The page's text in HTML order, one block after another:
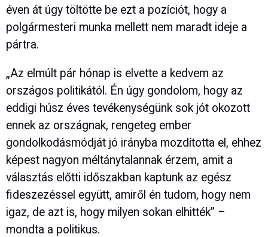
éven át úgy töltötte be ezt a pozíciót, hogy a
polgármesteri munka mellett nem maradt ideje a
pártra.
„Az elmúlt pár hónap is elvette a kedvem az
országos politikától. Én úgy gondolom, hogy az
eddigi húsz éves tevékenységünk sok jót okozott
ennek az országnak, rengeteg ember
gondolkodásmódját jó irányba mozdította el, ehhez
képest nagyon méltánytalannak érzem, amit a
választás előtti időszakban kaptunk az egész
fideszezéssel együtt, amiről én tudom, hogy nem
igaz, de azt is, hogy milyen sokan elhitték” –
mondta a politikus.